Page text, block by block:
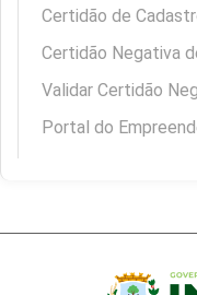
Certidão de
Certidão Negativa
Validar Certidão
Portal do